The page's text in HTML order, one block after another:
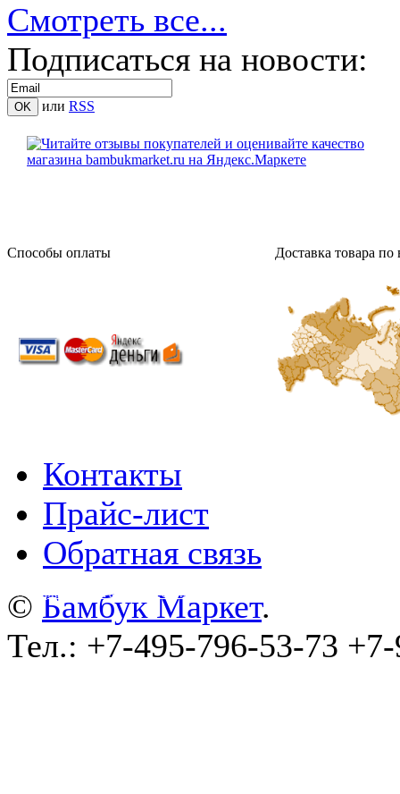
Смотреть все...
Подписаться на новости:
или RSS
Способы оплаты Доставка товара по
Контакты
Прайс-лист
Обратная связь
© wa-plugins.ru - Разработка сайта
© Бамбук Маркет.
Тел.: +7-495-796-53-73